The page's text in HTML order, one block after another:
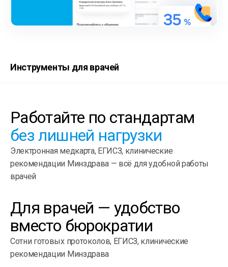
Инструменты для врачей
Работайте по стандартам
без лишней нагрузки
Электронная медкарта, ЕГИСЗ, клинические
рекомендации Минздрава — всё для удобной работы
врачей
Для врачей — удобство
вместо бюрократии
Сотни готовых протоколов, ЕГИСЗ, клинические
рекомендации Минздрава